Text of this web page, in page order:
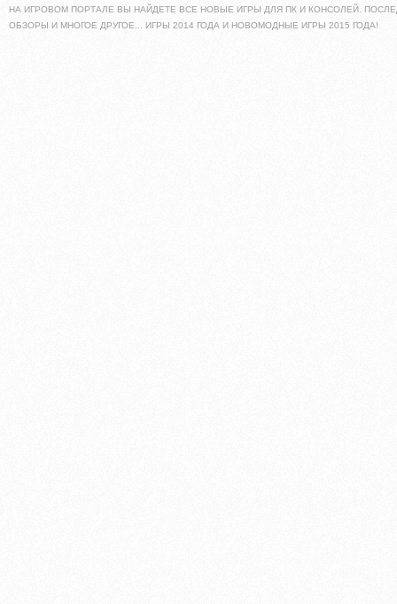
НА ИГРОВОМ ПОРТАЛЕ ВЫ НАЙДЕТЕ ВСЕ НОВЫЕ ИГРЫ ДЛЯ ПК И КОНСОЛЕЙ.
ОБЗОРЫ И МНОГОЕ ДРУГОЕ... ИГРЫ 2014 ГОДА И НОВОМОДНЫЕ ИГРЫ 2015 ГОДА!